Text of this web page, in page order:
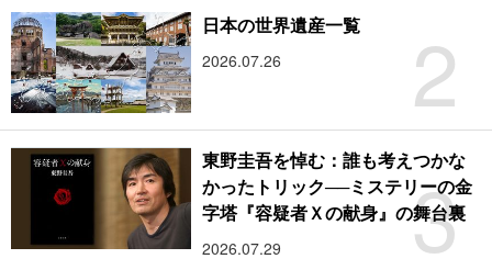
2
日本の世界遺産一覧
2026.07.26
3
東野圭吾を悼む：誰も考えつかな
かったトリック──ミステリーの金
字塔『容疑者Ｘの献身』の舞台裏
2026.07.29